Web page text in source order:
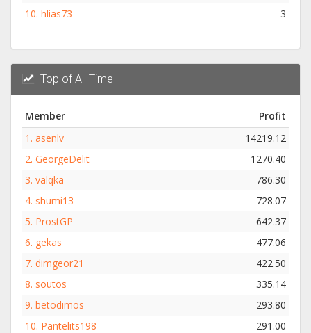
10. hlias73 3
Top of All Time
Member
Profit
1. asenlv
14219.12
2. GeorgeDelit
1270.40
3. valqka
786.30
4. shumi13
728.07
5. ProstGP
642.37
6. gekas
477.06
7. dimgeor21
422.50
8. soutos
335.14
9. betodimos
293.80
10. Pantelits198 291.00